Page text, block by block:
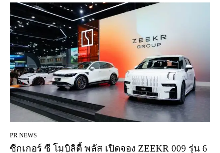
PR NEWS
ซีกเกอร์ ซี โมบิลิตี้ พลัส เปิดจอง ZEEKR 009 รุ่น 6